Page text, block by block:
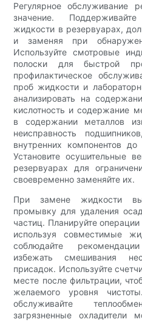
Регулярное обслуживание
значение.
жидкости в резервуарах,
и заменяя при
Используйте смотровые
полоски для быстрой
профилактическое
проб жидкости и
анализировать на
кислотность и содержание
в содержании металлов
неисправность
внутренних компонентов до
Установите осушительные
резервуарах для
своевременно заменяйте их.
При замене жидкости
промывку для удаления
частиц. Планируйте
используя совместимые
соблюдайте
избежать смешивания
присадок. Используйте
месте после фильтрации,
желаемого уровня
обслуживайте
загрязненные охладители